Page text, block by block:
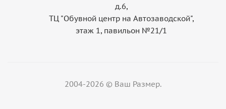
д.6,
ТЦ "Обувной центр на Автозаводской",
этаж 1, павильон №21/1
2004-2026 © Ваш Размер.